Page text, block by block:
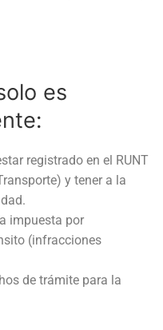
es
registrado en el RUNT
y tener a la
impuesta por
(infracciones
de trámite para la